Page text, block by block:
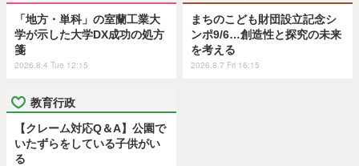
「地方・単科」の室蘭工業大
学が示した大学DX成功の処方
箋
2026.8.4 Tue 12:15
まちのこども財団設立記念シ
ンポ9/6…創造性と探究の未来
を考える
2026.8.7 Fri 16:15
教育行政
【クレーム対応Q＆A】公園で
いたずらをしている子供がい
る